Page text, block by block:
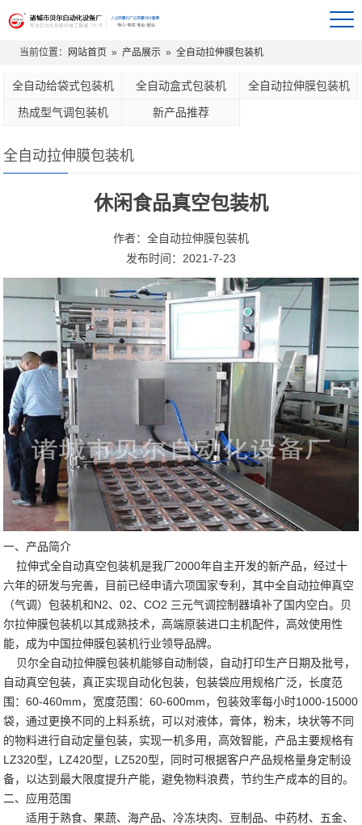
当前位置： 网站首页 »产品展示 »全自动拉伸膜包装机
全自动给袋式包装机 全自动盒式包装机 全自动拉伸膜包装机
热成型气调包装机 新产品推荐
全自动拉伸膜包装机
休闲食品真空包装机
作者：全自动拉伸膜包装机
发布时间：2021-7-23
一、产品简介
拉伸式全自动真空包装机是我厂2000年自主开发的新产品，经过十
六年的研发与完善，目前已经申请六项国家专利，其中全自动拉伸真空
（气调）包装机和N2、02、CO2 三元气调控制器填补了国内空白。贝
尔拉伸膜包装机以其成熟技术，高端原装进口主机配件，高效使用性
能，成为中国拉伸膜包装机行业领导品牌。
贝尔全自动拉伸膜包装机能够自动制袋，自动打印生产日期及批号，
自动真空包装，真正实现自动化包装，包装袋应用规格广泛，长度范
围：60-460mm，宽度范围：60-600mm，包装效率每小时1000-15000
袋，通过更换不同的上料系统，可以对液体，膏体，粉末，块状等不同
的物料进行自动定量包装，实现一机多用，高效智能，产品主要规格有
LZ320型，LZ420型，LZ520型，同时可根据客户产品规格量身定制设
备，以达到最大限度提升产能，避免物料浪费，节约生产成本的目的。
二、应用范围
适用于熟食、果蔬、海产品、冷冻块肉、豆制品、中药材、五金、